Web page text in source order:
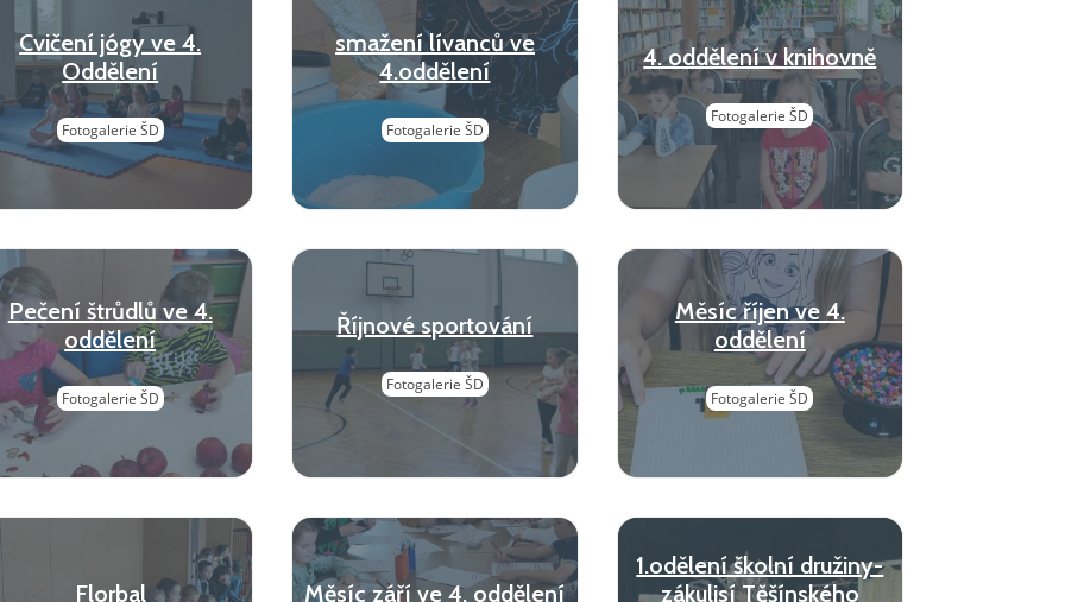
Cvičení jógy ve 4.
Oddělení
Fotogalerie ŠD
smažení lívanců ve
4.oddělení
Fotogalerie ŠD
4. oddělení v knihovně
Fotogalerie ŠD
Pečení štrůdlů ve 4.
oddělení
Fotogalerie ŠD
Říjnové sportování
Fotogalerie ŠD
Měsíc říjen ve 4.
oddělení
Fotogalerie ŠD
Florbal Měsíc září ve 4. oddělení
1.odělení školní družiny-
zákulisí Těšínského